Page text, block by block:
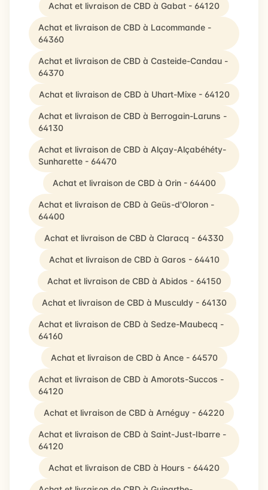
Achat et livraison de CBD à Gabat - 64120
Achat et livraison de CBD à Lacommande -
64360
Achat et livraison de CBD à Casteide-Candau -
64370
Achat et livraison de CBD à Uhart-Mixe - 64120
Achat et livraison de CBD à Berrogain-Laruns -
64130
Achat et livraison de CBD à Alçay-Alçabéhéty-
Sunharette - 64470
Achat et livraison de CBD à Orin - 64400
Achat et livraison de CBD à Geüs-d'Oloron -
64400
Achat et livraison de CBD à Claracq - 64330
Achat et livraison de CBD à Garos - 64410
Achat et livraison de CBD à Abidos - 64150
Achat et livraison de CBD à Musculdy - 64130
Achat et livraison de CBD à Sedze-Maubecq -
64160
Achat et livraison de CBD à Ance - 64570
Achat et livraison de CBD à Amorots-Succos -
64120
Achat et livraison de CBD à Arnéguy - 64220
Achat et livraison de CBD à Saint-Just-Ibarre -
64120
Achat et livraison de CBD à Hours - 64420